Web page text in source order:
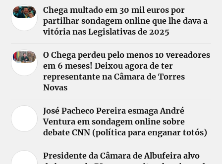
Chega multado em 30 mil euros por
partilhar sondagem online que lhe dava a
vitória nas Legislativas de 2025
O Chega perdeu pelo menos 10 vereadores
em 6 meses! Deixou agora de ter
representante na Câmara de Torres
Novas
José Pacheco Pereira esmaga André
Ventura em sondagem online sobre
debate CNN (política para enganar totós)
Presidente da Câmara de Albufeira alvo